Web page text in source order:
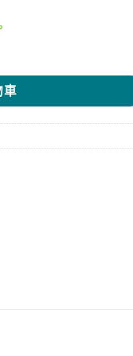
口袋咖啡巧克力 5顆
車